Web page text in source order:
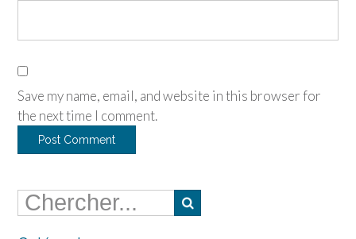
Save my name, email, and website in this browser for
the next time I comment.